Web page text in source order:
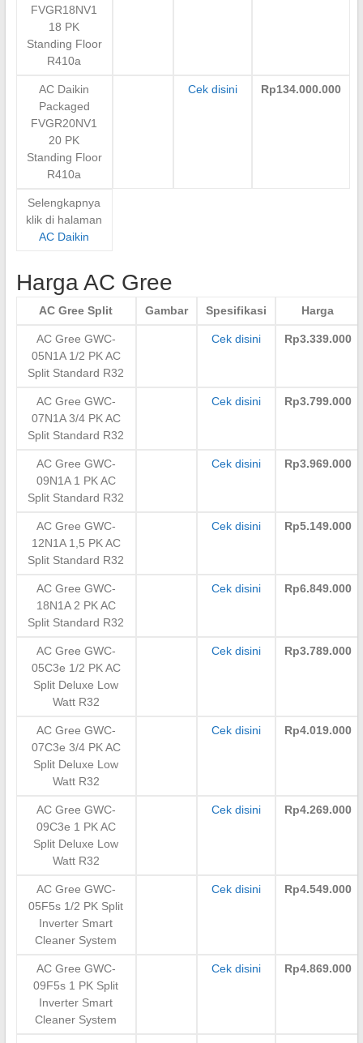
FVGR18NV1
18 PK
Standing Floor
R410a
AC Daikin
Packaged
FVGR20NV1
20 PK
Standing Floor
R410a
Cek disini Rp134.000.000
Selengkapnya
klik di halaman
AC Daikin
Harga AC Gree
AC Gree Split Gambar Spesifikasi Harga
AC Gree GWC-
05N1A 1/2 PK AC
Split Standard R32
Cek disini Rp3.339.000
AC Gree GWC-
07N1A 3/4 PK AC
Split Standard R32
Cek disini Rp3.799.000
AC Gree GWC-
09N1A 1 PK AC
Split Standard R32
Cek disini Rp3.969.000
AC Gree GWC-
12N1A 1,5 PK AC
Split Standard R32
Cek disini Rp5.149.000
AC Gree GWC-
18N1A 2 PK AC
Split Standard R32
Cek disini Rp6.849.000
AC Gree GWC-
05C3e 1/2 PK AC
Split Deluxe Low
Watt R32
Cek disini Rp3.789.000
AC Gree GWC-
07C3e 3/4 PK AC
Split Deluxe Low
Watt R32
Cek disini Rp4.019.000
AC Gree GWC-
09C3e 1 PK AC
Split Deluxe Low
Watt R32
Cek disini Rp4.269.000
AC Gree GWC-
05F5s 1/2 PK Split
Inverter Smart
Cleaner System
Cek disini Rp4.549.000
AC Gree GWC-
09F5s 1 PK Split
Inverter Smart
Cleaner System
Cek disini Rp4.869.000